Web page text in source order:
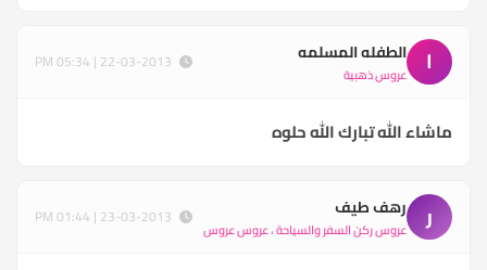
ا الطفله المسلمه
عروس ذهبية
ماشاء الله تبارك الله حلوه
ر رهف طيف
عروس ركن السفر والسياحة ، عروس عروس